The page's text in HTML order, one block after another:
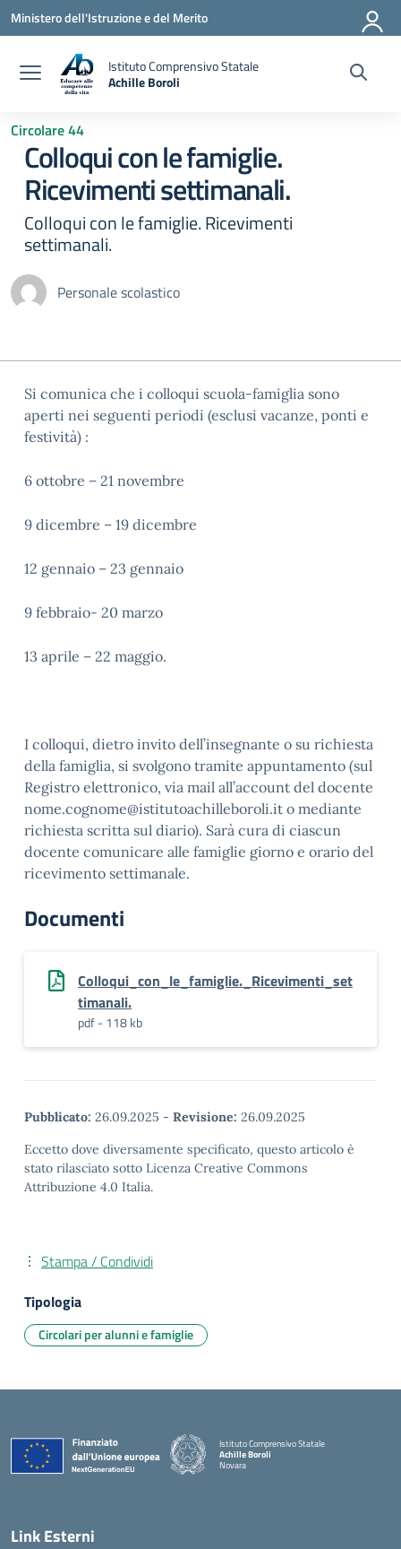
Vai ai contenuti
Vai al menu di navigazione
Vai al footer
Ministero dell'Istruzione e del Merito
Istituto Comprensivo Statale
Achille Boroli
Circolare 44
Colloqui con le famiglie.
Ricevimenti settimanali.
Colloqui con le famiglie. Ricevimenti
settimanali.
Personale scolastico
Si comunica che i colloqui scuola-famiglia sono
aperti nei seguenti periodi (esclusi vacanze, ponti e
festività) :
6 ottobre – 21 novembre
9 dicembre – 19 dicembre
12 gennaio – 23 gennaio
9 febbraio- 20 marzo
13 aprile – 22 maggio.
I colloqui, dietro invito dell’insegnante o su richiesta
della famiglia, si svolgono tramite appuntamento (sul
Registro elettronico, via mail all’account del docente
nome.cognome@istitutoachilleboroli.it o mediante
richiesta scritta sul diario). Sarà cura di ciascun
docente comunicare alle famiglie giorno e orario del
ricevimento settimanale.
Documenti
Colloqui_con_le_famiglie._Ricevimenti_set
timanali.
pdf - 118 kb
Pubblicato: 26.09.2025 - Revisione: 26.09.2025
Eccetto dove diversamente specificato, questo articolo è
stato rilasciato sotto Licenza Creative Commons
Attribuzione 4.0 Italia.
Stampa / Condividi
Tipologia
Circolari per alunni e famiglie
Istituto Comprensivo Statale
Achille Boroli
Novara
Link Esterni